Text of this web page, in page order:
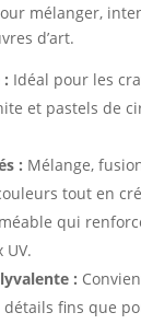
mélanger,
d’art.
Idéal pour les
et pastels de
: Mélange,
tout en
qui
UV.
:
fins que